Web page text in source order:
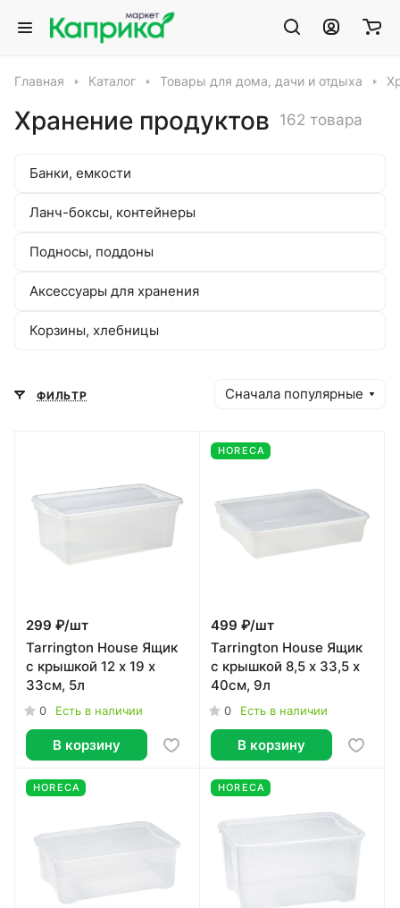
Главная Каталог Товары для дома, дачи и отдыха
Хранение продуктов 162 товара
Банки, емкости
Ланч-боксы, контейнеры
Подносы, поддоны
Аксессуары для хранения
Корзины, хлебницы
ФИЛЬТР Сначала популярные
299 ₽/шт
Tarrington House Ящик
с крышкой 12 x 19 x
33см, 5л
0 Есть в наличии
В корзину
HORECA
499 ₽/шт
Tarrington House Ящик
с крышкой 8,5 x 33,5 x
40см, 9л
0 Есть в наличии
В корзину
HORECA HORECA